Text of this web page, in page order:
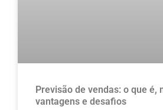
Previsão de vendas: o que é,
vantagens e desafios